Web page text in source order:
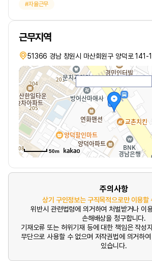
자율근무
근무지역
51366 경남 창원시 마산회원구 양덕로 141-
50m
주의사항
상기 구인정보는 구직목적으로만 이용할
위반시 관련법령에 의거하여 처벌받거나 이
손해배상을 청구합니다.
기재오류 또는 허위기재 등에 대한 책임은 작성
무단으로 사용할 수 없으며 저작권법에 의거하
있습니다.